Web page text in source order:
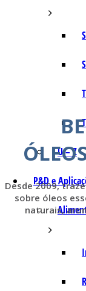
U – Z
P&D e
Desde 2009,
sobre óleos
naturais,